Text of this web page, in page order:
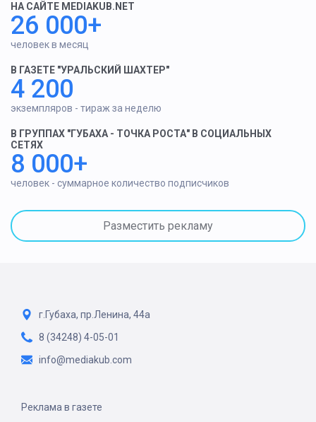
НА САЙТЕ MEDIAKUB.NET
26 000+
человек в месяц
В ГАЗЕТЕ "УРАЛЬСКИЙ ШАХТЕР"
4 200
экземпляров - тираж за неделю
В ГРУППАХ "ГУБАХА - ТОЧКА РОСТА" В СОЦИАЛЬНЫХ
СЕТЯХ
8 000+
человек - суммарное количество подписчиков
Разместить рекламу
г.Губаха, пр.Ленина, 44а
8 (34248) 4-05-01
info@mediakub.com
Реклама в газете